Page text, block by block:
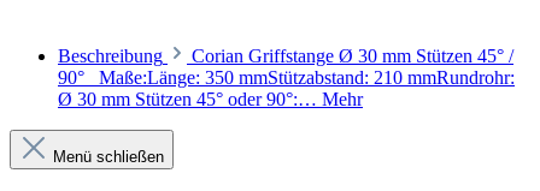
Beschreibung
Corian Griffstange Ø 30 mm Stützen 45° /
90° Maße:Länge: 350 mmStützabstand: 210 mmRundrohr:
Ø 30 mm Stützen 45° oder 90°:… Mehr
Menü schließen